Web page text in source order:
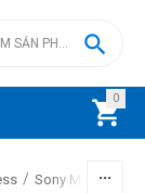
0


/ Sony Mirrorless